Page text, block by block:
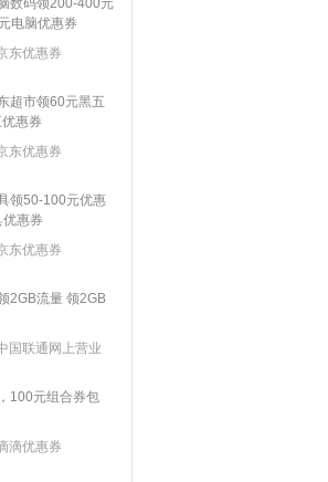
数码领200-400元
电脑优惠券
东优惠券
超市领60元黑五
惠券
东优惠券
领50-100元优惠
惠券
东优惠券
2GB流量 领2GB
国联通网上营业
100元组合券包
滴优惠券